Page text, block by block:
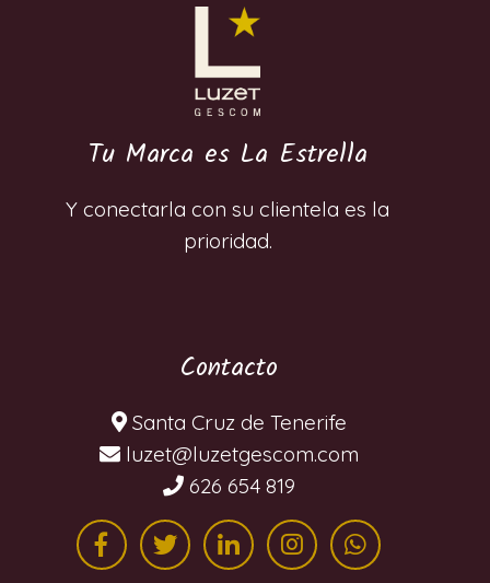
Tu Marca es La Estrella
Y conectarla con su clientela es la
prioridad.
Contacto
Santa Cruz de Tenerife
moc.mocsegtezul@tezul
626 654 819